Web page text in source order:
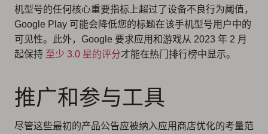
机型号的任何核心重要指标上超过了设备不良行为阈值，
Google Play 可能会降低您的标题在该手机型号用户中的
可见性。此外，Google 要求应用和游戏从 2023 年 2 月
起保持 至少 3.0 星的评分才能在热门排行榜中显示。
推广和参与工具
尽管这些最初的产品公告应被纳入应用商店优化的考量范